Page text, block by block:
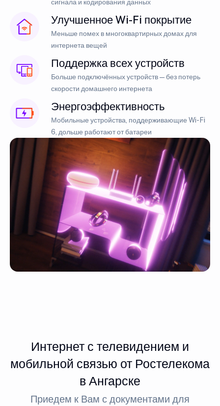
сигнала и кодирования данных
Улучшенное Wi-Fi покрытие
Меньше помех в многоквартирных домах для
интернета вещей
Поддержка всех устройств
Больше подключённых устройств — без потерь
скорости домашнего интернета
Энергоэффективность
Мобильные устройства, поддерживающие Wi-Fi
6, дольше работают от батареи
Интернет с телевидением и
мобильной связью от Ростелекома
в Ангарске
Приедем к Вам с документами для